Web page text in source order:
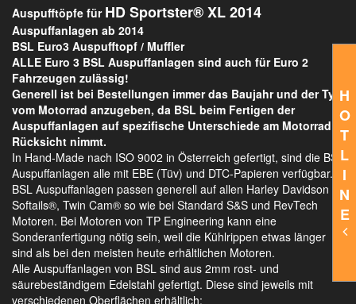
H
O
T
L
I
N
E
Auspufftöpfe für HD Sportster® XL 2014
Auspuffanlagen ab 2014
BSL Euro3 Auspufftopf / Muffler
ALLE Euro 3 BSL Auspuffanlagen sind auch für Euro 2
Fahrzeugen zulässig!
Generell ist bei Bestellungen immer das Baujahr und der Typ
vom Motorrad anzugeben, da BSL beim Fertigen der
Auspuffanlagen auf spezifische Unterschiede am Motorrad
Rücksicht nimmt.
In Hand-Made nach ISO 9002 in Österreich gefertigt, sind die BSL
Auspuffanlagen alle mit EBE (Tüv) und DTC-Papieren verfügbar.
BSL Auspuffanlagen passen generell auf allen Harley Davidson
Softails®, Twin Cam® so wie bei Standard S&S und RevTech
Motoren. Bei Motoren von TP Engineering kann eine
Sonderanfertigung nötig sein, weil die Kühlrippen etwas länger
sind als bei den meisten heute erhältlichen Motoren.
Alle Auspuffanlagen von BSL sind aus 2mm rost- und
säurebeständigem Edelstahl gefertigt. Diese sind jeweils mit
verschiedenen Oberflächen erhältlich: